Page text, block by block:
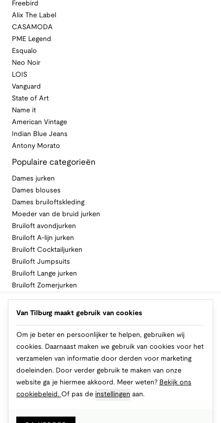
Freebird
Alix The Label
CASAMODA
PME Legend
Esqualo
Neo Noir
LOIS
Vanguard
State of Art
Name it
American Vintage
Indian Blue Jeans
Antony Morato
Populaire categorieën
Dames jurken
Dames blouses
Dames bruiloftskleding
Moeder van de bruid jurken
Bruiloft avondjurken
Bruiloft A-lijn jurken
Bruiloft Cocktailjurken
Bruiloft Jumpsuits
Bruiloft Lange jurken
Bruiloft Zomerjurken
Volg Van Tilburg
Van Tilburg maakt gebruik van cookies
Om je beter en persoonlijker te helpen, gebruiken wij
cookies. Daarnaast maken we gebruik van cookies voor het
verzamelen van informatie door derden voor marketing
doeleinden. Door verder gebruik te maken van onze
website ga je hiermee akkoord. Meer weten? Bekijk ons
cookiebeleid. Of pas de instellingen aan.